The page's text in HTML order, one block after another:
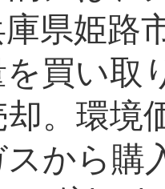
県姫路
買い取
。環境
から購